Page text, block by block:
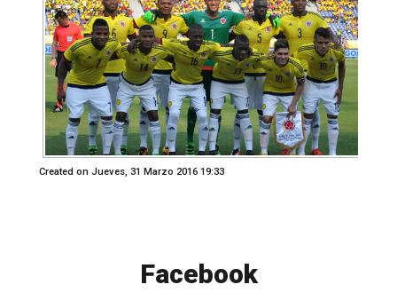
Created on Jueves, 31 Marzo 2016 19:33
Facebook